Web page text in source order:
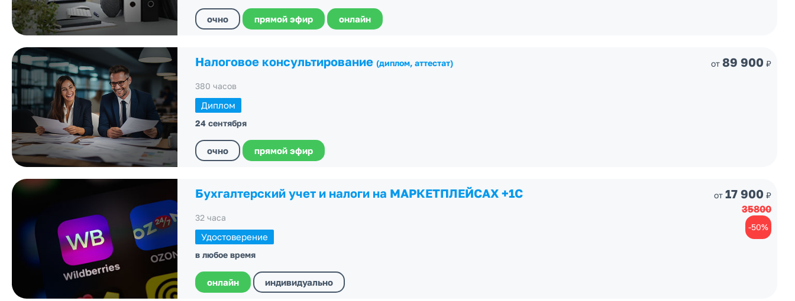
очно прямой эфир онлайн
Налоговое консультирование (диплом, аттестат)
380 часов
Диплом
24 сентября
от 89 900 ₽
очно прямой эфир
Бухгалтерский учет и налоги на МАРКЕТПЛЕЙСАХ +1С
32 часа
Удостоверение
в любое время
от 17 900 ₽
35800
-50%
онлайн индивидуально